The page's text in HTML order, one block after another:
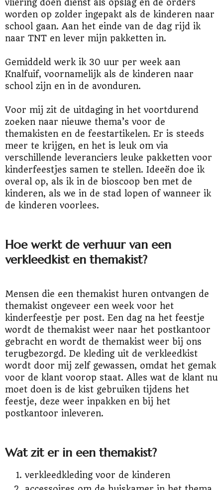
vliering doen dienst als opslag en de orders
worden op zolder ingepakt als de kinderen naar
school gaan. Aan het einde van de dag rijd ik
naar TNT en lever mijn pakketten in.
Gemiddeld werk ik 30 uur per week aan
Knalfuif, voornamelijk als de kinderen naar
school zijn en in de avonduren.
Voor mij zit de uitdaging in het voortdurend
zoeken naar nieuwe thema’s voor de
themakisten en de feestartikelen. Er is steeds
meer te krijgen, en het is leuk om via
verschillende leveranciers leuke pakketten voor
kinderfeestjes samen te stellen. Ideeën doe ik
overal op, als ik in de bioscoop ben met de
kinderen, als we in de stad lopen of wanneer ik
de kinderen voorlees.
Hoe werkt de verhuur van een
verkleedkist en themakist?
Mensen die een themakist huren ontvangen de
themakist ongeveer een week voor het
kinderfeestje per post. Een dag na het feestje
wordt de themakist weer naar het postkantoor
gebracht en wordt de themakist weer bij ons
terugbezorgd. De kleding uit de verkleedkist
wordt door mij zelf gewassen, omdat het gemak
voor de klant voorop staat. Alles wat de klant nu
moet doen is de kist gebruiken tijdens het
feestje, deze weer inpakken en bij het
postkantoor inleveren.
Wat zit er in een themakist?
verkleedkleding voor de kinderen